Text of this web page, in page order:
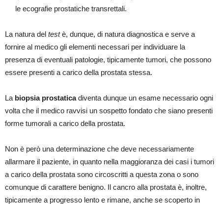
le ecografie prostatiche transrettali.
La natura del testè, dunque, di natura diagnostica e serve a
fornire al medico gli elementi necessari per individuare la
presenza di eventuali patologie, tipicamente tumori, che possono
essere presenti a carico della prostata stessa.
La biopsia prostaticadiventa dunque un esame necessario ogni
volta che il medico ravvisi un sospetto fondato che siano presenti
forme tumorali a carico della prostata.
Non è però una determinazione che deve necessariamente
allarmare il paziente, in quanto nella maggioranza dei casi i tumori
a carico della prostata sono circoscritti a questa zona o sono
comunque di carattere benigno. Il cancro alla prostata è, inoltre,
tipicamente a progresso lento e rimane, anche se scoperto in